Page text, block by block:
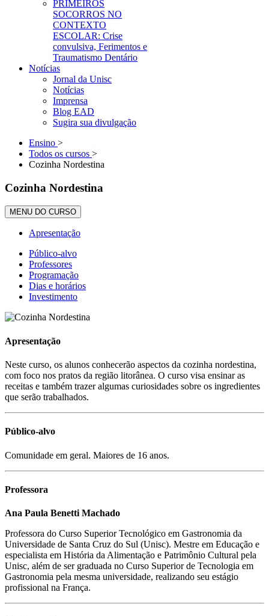
PRIMEIROS
SOCORROS NO
CONTEXTO
ESCOLAR: Crise
convulsiva, Ferimentos e
Traumatismo Dentário
Notícias
Jornal da Unisc
Notícias
Imprensa
Blog EAD
Sugira sua divulgação
Ensino >
Todos os cursos >
Cozinha Nordestina
Cozinha Nordestina
MENU DO CURSO
Apresentação
Público-alvo
Professores
Programação
Dias e horários
Investimento
Apresentação
Neste curso, os alunos conhecerão aspectos da cozinha nordestina,
com foco nos pratos da região litorânea. O curso visa ensinar as
receitas e também trazer algumas curiosidades sobre os ingredientes
que serão trabalhados.
Público-alvo
Comunidade em geral. Maiores de 16 anos.
Professora
Ana Paula Benetti Machado
Professora do Curso Superior Tecnológico em Gastronomia da
Universidade de Santa Cruz do Sul (Unisc). Mestre em Educação e
especialista em História da Alimentação e Patrimônio Cultural pela
Unisc, além de ser graduada no Curso Superior de Tecnologia em
Gastronomia pela mesma universidade, realizando seu estágio
profissional na França.